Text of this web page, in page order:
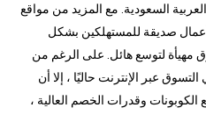
السعودية. مع المزيد من مواقع
أعمال صديقة للمستهلكين بشكل
مهيأة لتوسع هائل. على الرغم من
عبر الإنترنت حاليًا ، إلا أن
وقدرات الخصم العالية ،